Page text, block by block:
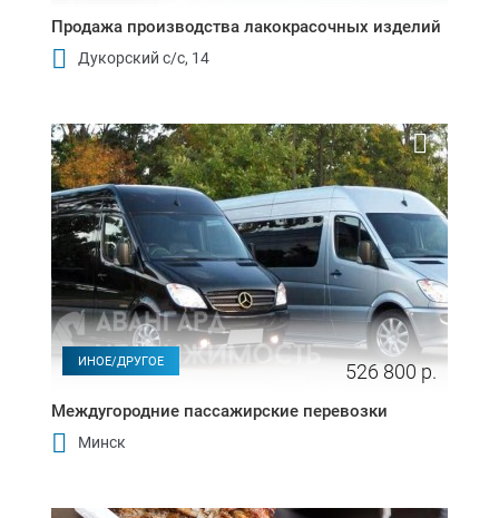
Продажа производства лакокрасочных изделий
Дукорский с/с, 14
ИНОЕ/ДРУГОЕ 526 800 р.
Междугородние пассажирские перевозки
Минск